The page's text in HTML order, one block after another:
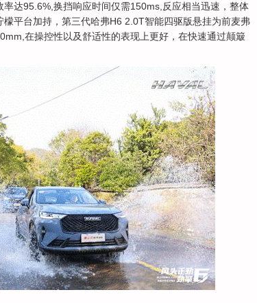
达95.6%,换挡响应时间仅需150ms,反应相当迅速，整体
平台加持，第三代哈弗H6 2.0T智能四驱版悬挂为前麦弗
在操控性以及舒适性的表现上更好，在快速通过颠簸